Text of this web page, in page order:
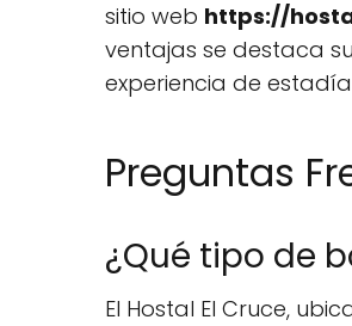
sitio web https://
ventajas se destaca
experiencia de
Preguntas
¿Qué tipo de
El Hostal El Cruce,